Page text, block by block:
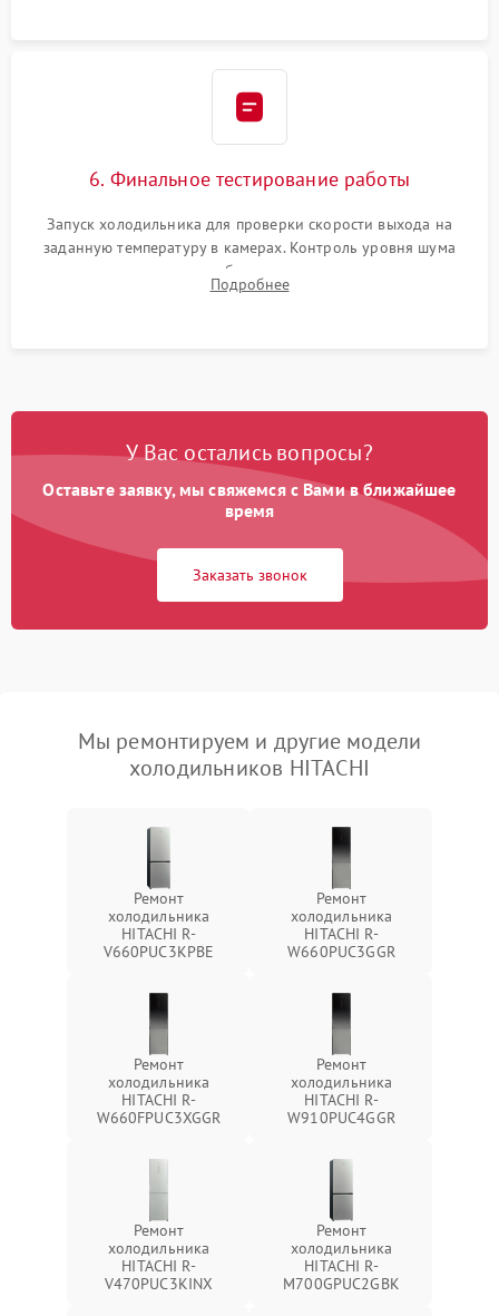
6. Финальное тестирование работы
Запуск холодильника для проверки скорости выхода на
заданную температуру в камерах. Контроль уровня шума
компрессора, отсутствия обмерзания стенок и корректного
срабатывания системы автоматической оттайки.
Подробнее
У Вас остались вопросы?
Оставьте заявку, мы свяжемся с Вами в ближайшее
время
Заказать звонок
Мы ремонтируем и другие модели
холодильников HITACHI
Ремонт
холодильника
HITACHI R-
V660PUC3KPBE
Ремонт
холодильника
HITACHI R-
W660PUC3GGR
Ремонт
холодильника
HITACHI R-
W660FPUC3XGGR
Ремонт
холодильника
HITACHI R-
W910PUC4GGR
Ремонт
холодильника
HITACHI R-
V470PUC3KINX
Ремонт
холодильника
HITACHI R-
M700GPUC2GBK